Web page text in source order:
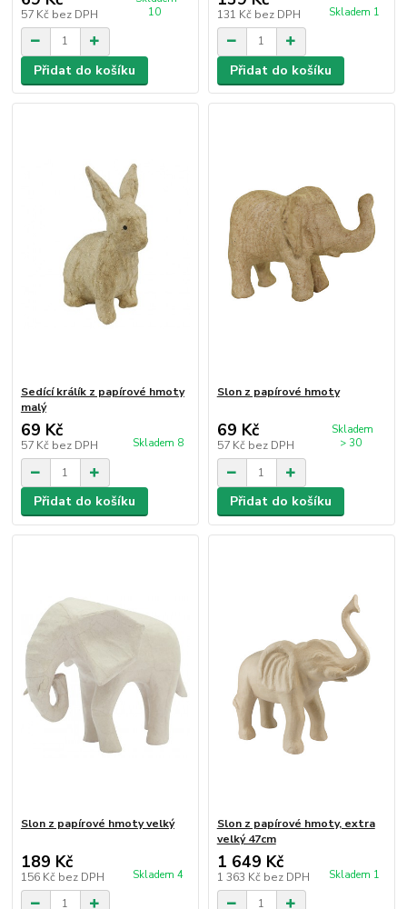
57 Kč bez DPH
10
Přidat do košíku
131 Kč bez DPH Skladem 1
Přidat do košíku
Sedící králík z papírové hmoty
malý
69 Kč
57 Kč bez DPH Skladem 8
Přidat do košíku
Slon z papírové hmoty
69 Kč
57 Kč bez DPH
Skladem
> 30
Přidat do košíku
Slon z papírové hmoty velký
189 Kč
156 Kč bez DPH Skladem 4
Slon z papírové hmoty, extra
velký 47cm
1 649 Kč
1 363 Kč bez DPH Skladem 1